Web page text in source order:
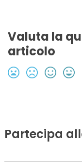
Valuta la
articolo
Partecipa